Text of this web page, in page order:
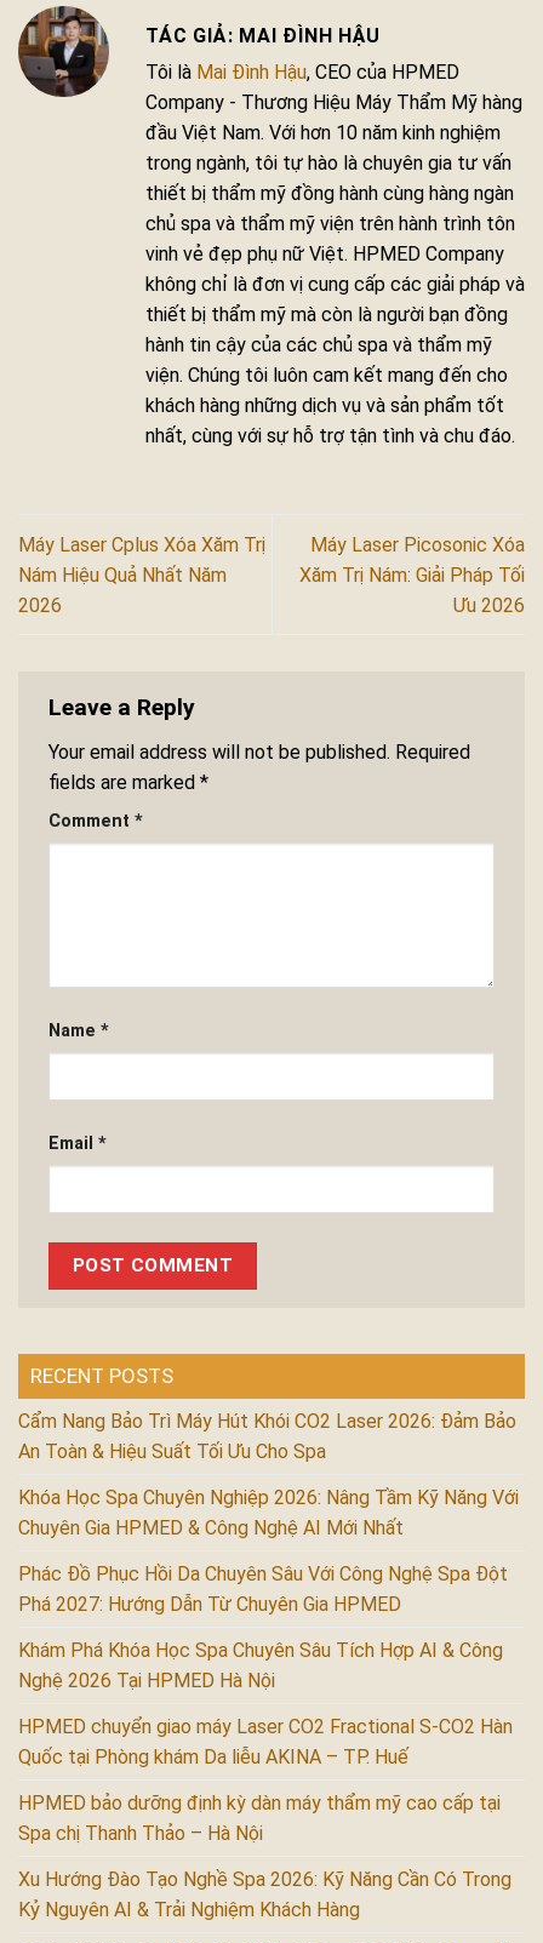
MAI ĐÌNH HẬU
Tôi là Mai Đình Hậu, CEO của HPMED
Company - Thương Hiệu Máy Thẩm Mỹ hàng
đầu Việt Nam. Với hơn 10 năm kinh nghiệm
trong ngành, tôi tự hào là chuyên gia tư vấn
thiết bị thẩm mỹ đồng hành cùng hàng ngàn
chủ spa và thẩm mỹ viện trên hành trình tôn
vinh vẻ đẹp phụ nữ Việt. HPMED Company
không chỉ là đơn vị cung cấp các giải pháp và
thiết bị thẩm mỹ mà còn là người bạn đồng
hành tin cậy của các chủ spa và thẩm mỹ
viện. Chúng tôi luôn cam kết mang đến cho
khách hàng những dịch vụ và sản phẩm tốt
nhất, cùng với sự hỗ trợ tận tình và chu đáo.
Máy Laser Cplus Xóa Xăm Trị
Nám Hiệu Quả Nhất Năm
2026
Máy Laser Picosonic Xóa
Xăm Trị Nám: Giải Pháp Tối
Ưu 2026
Leave a Reply
Your email address will not be published. Required
fields are marked *
Comment *
Name *
Email *
RECENT POSTS
Cẩm Nang Bảo Trì Máy Hút Khói CO2 Laser 2026: Đảm Bảo
An Toàn & Hiệu Suất Tối Ưu Cho Spa
Khóa Học Spa Chuyên Nghiệp 2026: Nâng Tầm Kỹ Năng Với
Chuyên Gia HPMED & Công Nghệ AI Mới Nhất
Phác Đồ Phục Hồi Da Chuyên Sâu Với Công Nghệ Spa Đột
Phá 2027: Hướng Dẫn Từ Chuyên Gia HPMED
Khám Phá Khóa Học Spa Chuyên Sâu Tích Hợp AI & Công
Nghệ 2026 Tại HPMED Hà Nội
HPMED chuyển giao máy Laser CO2 Fractional S-CO2 Hàn
Quốc tại Phòng khám Da liễu AKINA – TP. Huế
HPMED bảo dưỡng định kỳ dàn máy thẩm mỹ cao cấp tại
Spa chị Thanh Thảo – Hà Nội
Xu Hướng Đào Tạo Nghề Spa 2026: Kỹ Năng Cần Có Trong
Kỷ Nguyên AI & Trải Nghiệm Khách Hàng